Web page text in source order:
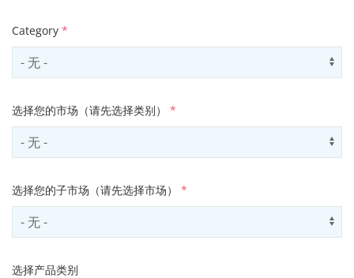
Category *
Select contactCategory
选择您的市场（请先选择类别） *
Select sector
选择您的子市场（请先选择市场） *
Select subSector
选择产品类别